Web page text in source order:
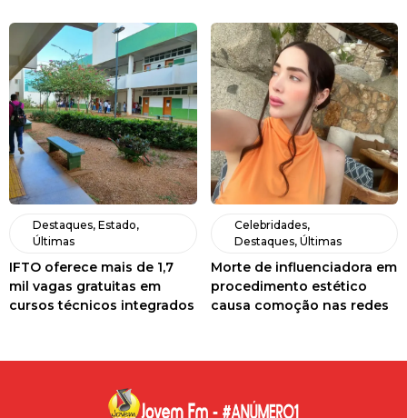
Destaques, Estado,
Últimas
IFTO oferece mais de 1,7
mil vagas gratuitas em
cursos técnicos integrados
Celebridades,
Destaques, Últimas
Morte de influenciadora em
procedimento estético
causa comoção nas redes